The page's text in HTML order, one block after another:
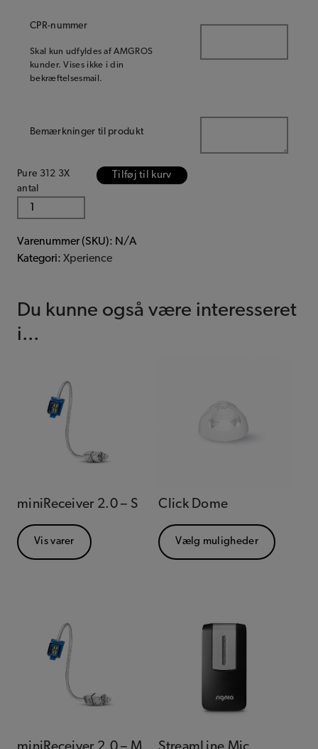
CPR-nummer
Skal kun udfyldes af AMGROS
kunder. Vises ikke i din
bekræftelsesmail.
Bemærkninger til produkt
Pure 312 3X
antal
Tilføj til kurv
Varenummer (SKU): N/A
Kategori: Xperience
Du kunne også være interesseret
i...
miniReceiver 2.0 – S
Vis varer
Click Dome
Vælg muligheder